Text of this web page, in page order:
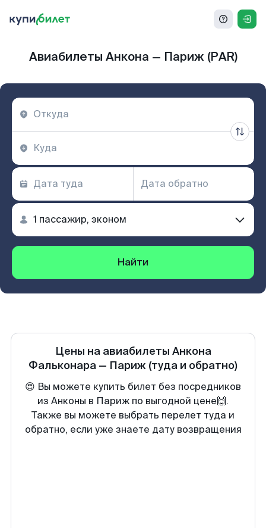
Авиабилеты Анкона — Париж (PAR)
Найти
Цены на авиабилеты Анкона
Фальконара — Париж (туда и обратно)
😍 Вы можете купить билет без посредников
из Анконы в Париж по выгодной цене🙌.
Также вы можете выбрать перелет туда и
обратно, если уже знаете дату возвращения